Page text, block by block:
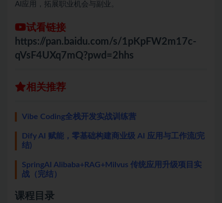
AI应用，拓展职业机会与副业。
试看链接
https://pan.baidu.com/s/1pKpFW2m17c-
qVsF4UXq7mQ?pwd=2hhs
相关推荐
Vibe Coding全栈开发实战训练营
Dify AI 赋能，零基础构建商业级 AI 应用与工作流(完
结)
SpringAI Alibaba+RAG+Milvus 传统应用升级项目实
战（完结）
课程目录